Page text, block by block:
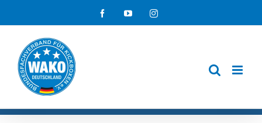
Inhalt
springen
FacebookYouTubeInstagram